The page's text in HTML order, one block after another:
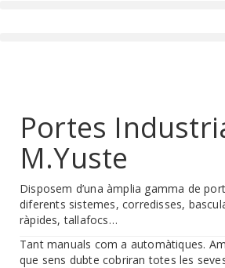
Portes
M.Yuste
Disposem d’una àmplia gamma de
diferents sistemes, corredisses,
ràpides, tallafocs…
Tant manuals com a automàtiques.
que sens dubte cobriran totes les